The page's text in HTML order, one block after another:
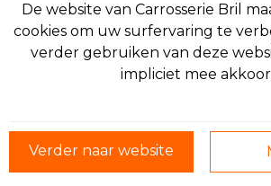
BLOG
De website van Carrosserie Bril
cookies om uw surfervaring te
verder gebruiken van deze
impliciet mee
Verder naar website